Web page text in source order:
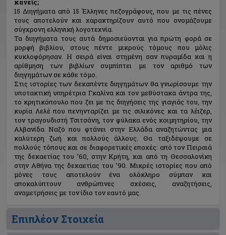
κανείς;
15 Διηγήματα από 15 Έλληνες πεζογράφους, που με τις πένες
τους αποτελούν και χαρακτηρίζουν αυτό που ονομάζουμε
σύγχρονη ελληνική λογοτεχνία.
Τα διηγήματα τους αυτά δημοσιεύονται για πρώτη φορά σε
μορφή βιβλίου, στους πέντε μικρούς τόμους που μόλις
κυκλοφόρησαν. Η σειρά είναι στημένη σαν πυραμίδα και η
αρίθμηση των βιβλίων συμπίπτει με τον αριθμό των
διηγημάτων σε κάθε τόμο.
Στις ιστορίες των δεκαπέντε διηγημάτων θα γνωρίσουμε την
υποτακτική υπηρέτρια Γκαλίνα και τον μεθύστακα άντρα της,
το κρητικόπουλο που ζει με τις διηγήσεις της γιαγιάς του, την
κυρία Λελέ που πενηνταρίζει με τις σιλικόνες και τα λέιζερ,
τον τραγουδιστή Τσιτσάνη, τον φύλακα ενός κοιμητηρίου, την
Αλβανίδα Ναζό που φτάνει στην Ελλάδα αναζητώντας μια
καλύτερη ζωή και πολλούς άλλους. Θα ταξιδέψουμε σε
πολλούς τόπους και σε διαφορετικές εποχές: από τον Πειραιά
της δεκαετίας του ’60, στην Κρήτη, και από τη Θεσσαλονίκη
στην Αθήνα της δεκαετίας του ’90. Μικρές ιστορίες που από
μόνες τους αποτελούν ένα ολόκληρο σύμπαν και
αποκαλύπτουν ανθρώπινες σχέσεις, αναζητήσεις,
αναμετρήσεις με τον ίδιο τον εαυτό μας.
Επιπλέον Στοιχεία